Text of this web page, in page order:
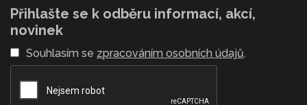
Přihlašte se k odběru informací, akcí,
novinek
Souhlasím se zpracováním osobních údajů.